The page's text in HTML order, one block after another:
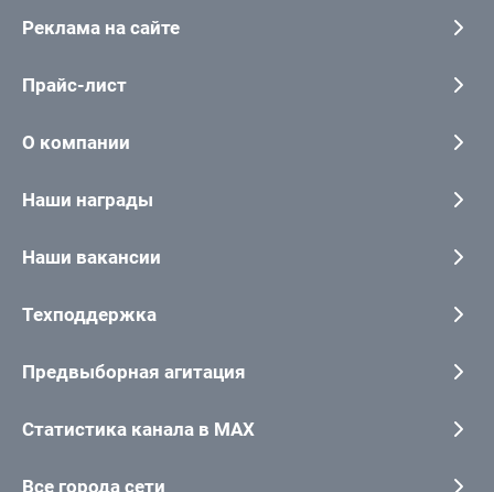
Реклама на сайте
Прайс-лист
О компании
Наши награды
Наши вакансии
Техподдержка
Предвыборная агитация
Статистика канала в MAX
Все города сети